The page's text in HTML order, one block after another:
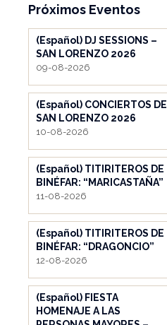
Próximos Eventos
(Español) DJ SESSIONS –
SAN LORENZO 2026
09-08-2026
(Español) CONCIERTOS DE
SAN LORENZO 2026
10-08-2026
(Español) TITIRITEROS DE
BINÉFAR: “MARICASTAÑA”
11-08-2026
(Español) TITIRITEROS DE
BINÉFAR: “DRAGONCIO”
12-08-2026
(Español) FIESTA
HOMENAJE A LAS